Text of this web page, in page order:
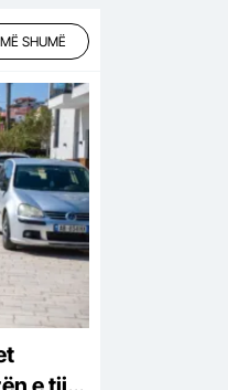
MË SHUMË